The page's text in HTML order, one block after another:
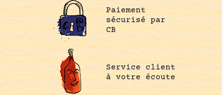
Paiement
sécurisé par
CB
Service client
à votre écoute